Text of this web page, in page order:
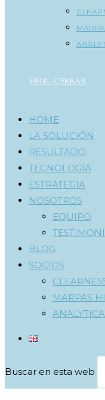
MENÚ CERRAR
HOME
LA SOLUCIÓN
RESULTADO
TECNOLOGÍA
ESTRATEGIA
NOSOTROS
EQUIPO
BLOG
SOCIOS
MARPAS
Buscar en esta web